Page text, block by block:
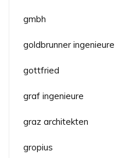
gmbh
goldbrunner ingenieure
gottfried
graf ingenieure
graz architekten
gropius